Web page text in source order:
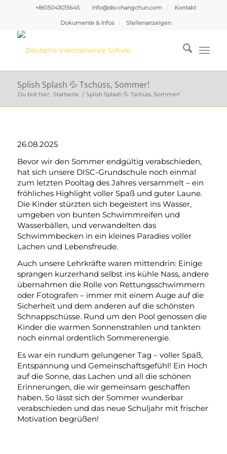
+8615043015645 info@dis-changchun.com Kontakt
Dokumente & Infos Stellenanzeigen
Splish Splash 💦 Tschüss, Sommer!
Du bist hier: Startseite / Splish Splash 💦 Tschüss, Sommer!
26.08.2025
Bevor wir den Sommer endgültig verabschieden,
hat sich unsere DISC-Grundschule noch einmal
zum letzten Pooltag des Jahres versammelt – ein
fröhliches Highlight voller Spaß und guter Laune.
Die Kinder stürzten sich begeistert ins Wasser,
umgeben von bunten Schwimmreifen und
Wasserbällen, und verwandelten das
Schwimmbecken in ein kleines Paradies voller
Lachen und Lebensfreude.
Auch unsere Lehrkräfte waren mittendrin: Einige
sprangen kurzerhand selbst ins kühle Nass, andere
übernahmen die Rolle von Rettungsschwimmern
oder Fotografen – immer mit einem Auge auf die
Sicherheit und dem anderen auf die schönsten
Schnappschüsse. Rund um den Pool genossen die
Kinder die warmen Sonnenstrahlen und tankten
noch einmal ordentlich Sommerenergie.
Es war ein rundum gelungener Tag – voller Spaß,
Entspannung und Gemeinschaftsgefühl! Ein Hoch
auf die Sonne, das Lachen und all die schönen
Erinnerungen, die wir gemeinsam geschaffen
haben. So lässt sich der Sommer wunderbar
verabschieden und das neue Schuljahr mit frischer
Motivation begrüßen!